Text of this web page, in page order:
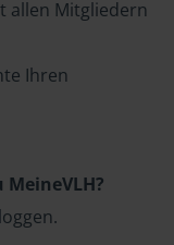
allen Mitgliedern
Ihren